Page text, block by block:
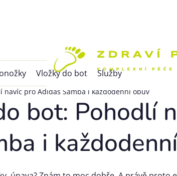
Vložky do bot Služby
navíc pro Adidas Samba i každodenní obuv
bot: Pohodlí
i